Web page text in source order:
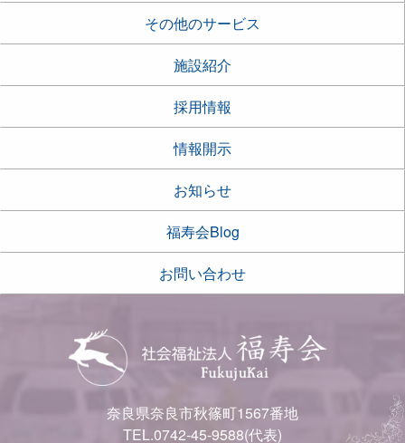
その他のサービス
施設紹介
採用情報
情報開示
お知らせ
福寿会Blog
お問い合わせ
奈良県奈良市秋篠町1567番地
TEL.0742-45-9588(代表)